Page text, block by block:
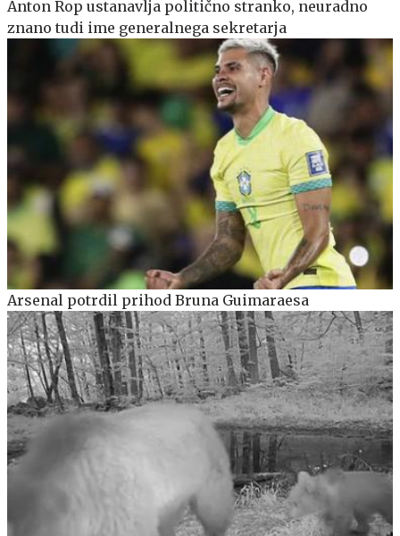
Anton Rop ustanavlja politično stranko, neuradno
znano tudi ime generalnega sekretarja
Arsenal potrdil prihod Bruna Guimaraesa